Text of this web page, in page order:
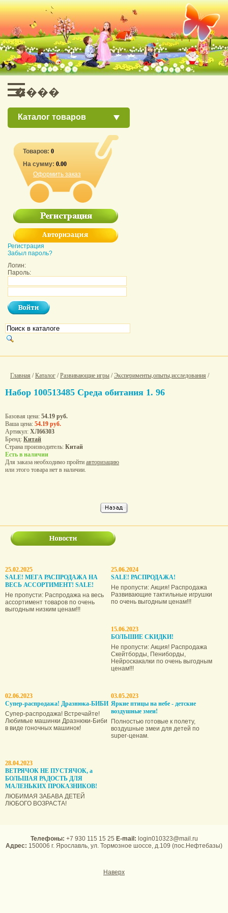
Каталог товаров
Главная /Каталог /Развивающие игры /Эксперименты,опыты,исследования /
Набор 100513485 Среда обитания 1. 96
Базовая цена: 54.19 руб.
Ваша цена: 54.19 руб.
Артикул: ХЛ66303
Бренд: Китай
Страна производитель: Китай
Есть в наличии
Для заказа необходимо пройти авторизацию
или этого товара нет в наличии.
Товаров: 0
На сумму: 0.00
Оформить заказ
Регистрация
Забыл пароль?
Логин:
Пароль:
25.02.2025
SALE! МЕГА РАСПРОДАЖА НА
ВЕСЬ АССОРТИМЕНТ! SALE!
Не пропусти: Распродажа на весь
ассортимент товаров по очень
выгодным низким ценам!!!
25.06.2024
SALE! РАСПРОДАЖА!
Не пропусти: Акция! Распродажа
Развивающие тактильные игрушки
по очень выгодным ценам!!!
15.06.2023
БОЛЬШИЕ СКИДКИ!
Не пропусти: Акция! Распродажа
Скейтборды, Пениборды,
Нейроскакалки по очень выгодным
ценам!!!
02.06.2023
Супер-распродажа! Дразнюка-БИБИ
Супер-распродажа! Встречайте!
Любимые машинки Дразнюки-Биби
в виде гоночных машинок!
03.05.2023
Яркие птицы на небе - детские
воздушные змеи!
Полностью готовые к полету,
воздушные змеи для детей по
super-ценам.
28.04.2023
ВЕТРЯЧОК НЕ ПУСТЯЧОК, а
БОЛЬШАЯ РАДОСТЬ ДЛЯ
МАЛЕНЬКИХ ПРОКАЗНИКОВ!
ЛЮБИМАЯ ЗАБАВА ДЕТЕЙ
ЛЮБОГО ВОЗРАСТА!
Телефоны: +7 930 115 15 25 E-mail: login010323@mail.ru
Адрес: 150006 г. Ярославль, ул. Тормозное шоссе, д.109 (пос.Нефтебазы)
Наверх